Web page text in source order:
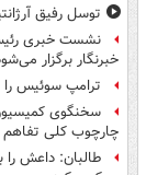
توسل رفیق
نشست خبری
خبرنگار برگزار
ترامپ سوئیس را
سخنگوی
چارچوب کلی
طالبان: داعش را